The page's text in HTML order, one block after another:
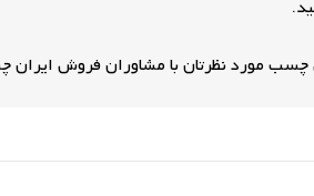
مورد نظرتان با مشاوران فروش